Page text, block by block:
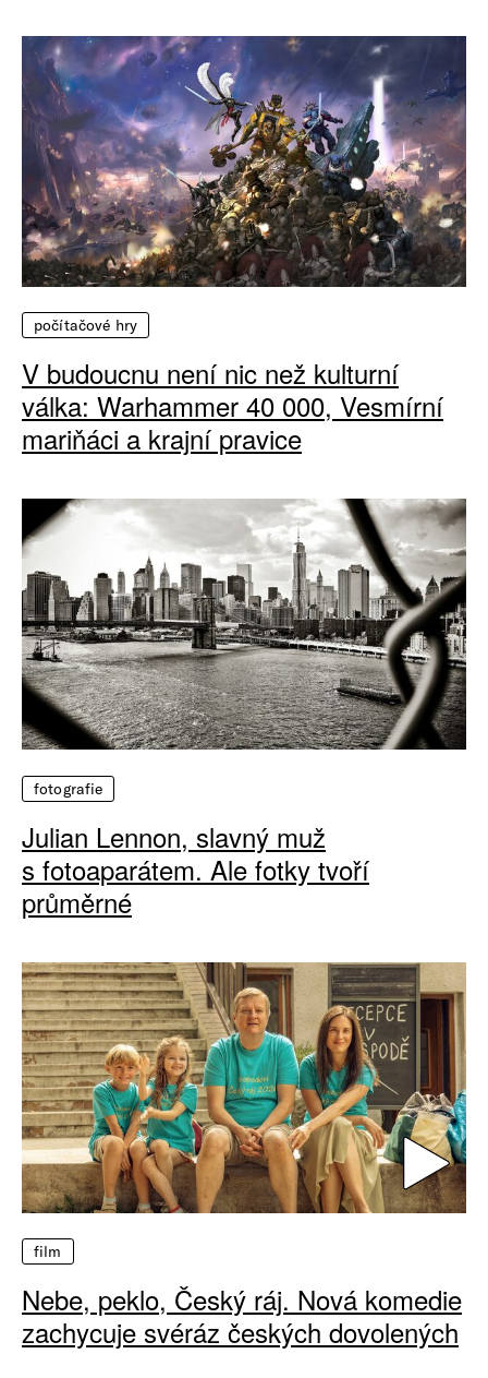
počítačové hry
V budoucnu není nic než kulturní
válka: Warhammer 40 000, Vesmírní
mariňáci a krajní pravice
fotografie
Julian Lennon, slavný muž
s fotoaparátem. Ale fotky tvoří
průměrné
film
Nebe, peklo, Český ráj. Nová komedie
zachycuje svéráz českých dovolených